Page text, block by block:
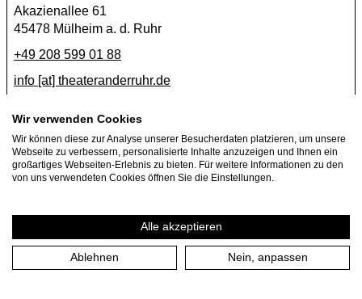
Akazienallee 61
45478 Mülheim a. d. Ruhr
+49 208 599 01 88
info [​at​] theateranderruhr.de
Facebook
Instagram
Newsletter
Datenschutzerklärung Cookie-Einstellungen
Wir verwenden Cookies
Wir können diese zur Analyse unserer Besucherdaten platzieren, um unsere
Webseite zu verbessern, personalisierte Inhalte anzuzeigen und Ihnen ein
großartiges Webseiten-Erlebnis zu bieten. Für weitere Informationen zu den
von uns verwendeten Cookies öffnen Sie die Einstellungen.
Alle akzeptieren
Ablehnen Nein, anpassen